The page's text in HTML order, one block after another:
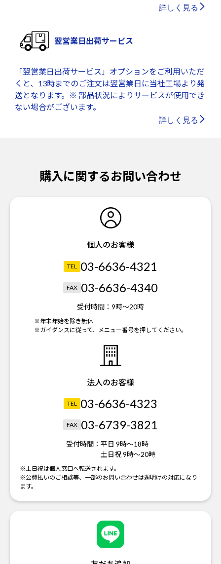
詳しく見る
翌営業日出荷サービス
「翌営業日出荷サービス」オプションをご利用いただ
くと、13時までのご注文は翌営業日に当社工場より発
送となります。※ 部品状況によりサービスが使用でき
ない場合がございます。
詳しく見る
購入に関するお問い合わせ
個人のお客様
TEL 03-6636-4321
FAX 03-6636-4340
受付時間： 9時～20時
※年末年始を除き無休
※ガイダンスに従って、メニュー番号を押してください。
法人のお客様
TEL 03-6636-4323
FAX 03-6739-3821
受付時間： 平日 9時～18時
土日祝 9時～20時
※土日祝は個人窓口へ転送されます。
※公費払いのご相談等、一部のお問い合わせは週明けの対応になり
ます。